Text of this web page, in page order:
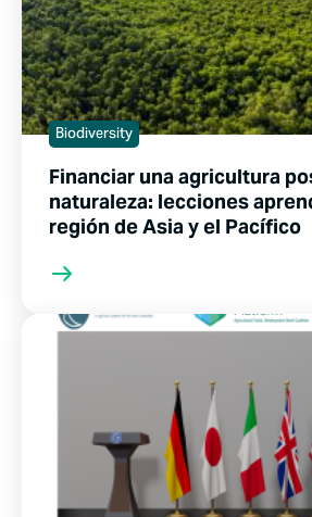
Biodiversity
Financiar una agricultura
naturaleza: lecciones
región de Asia y el Pacífico